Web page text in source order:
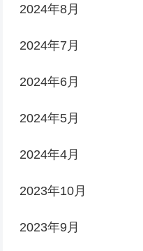
2024年8月
2024年7月
2024年6月
2024年5月
2024年4月
2023年10月
2023年9月